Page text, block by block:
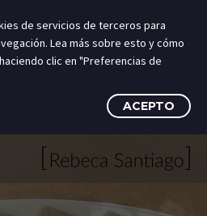
de servicios de terceros para
Lea más sobre esto y cómo
clic en "Preferencias de
ACEPTO